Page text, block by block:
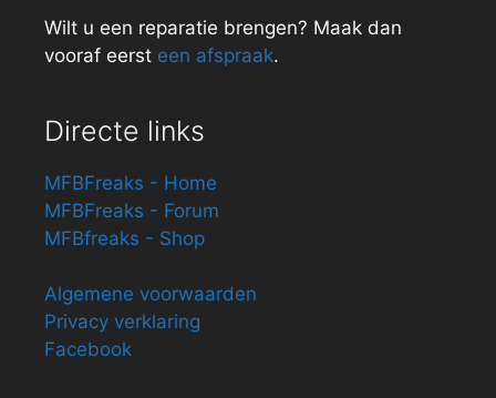
Wilt u een reparatie brengen? Maak dan
vooraf eerst een afspraak.
Directe links
MFBFreaks - Home
MFBFreaks - Forum
MFBfreaks - Shop
Algemene voorwaarden
Privacy verklaring
Facebook